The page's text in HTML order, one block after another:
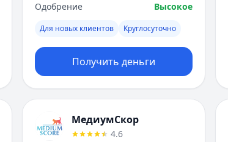
Одобрение
Высокое
Для новых клиентов Круглосуточно
Получить деньги
МедиумСкор
4.6